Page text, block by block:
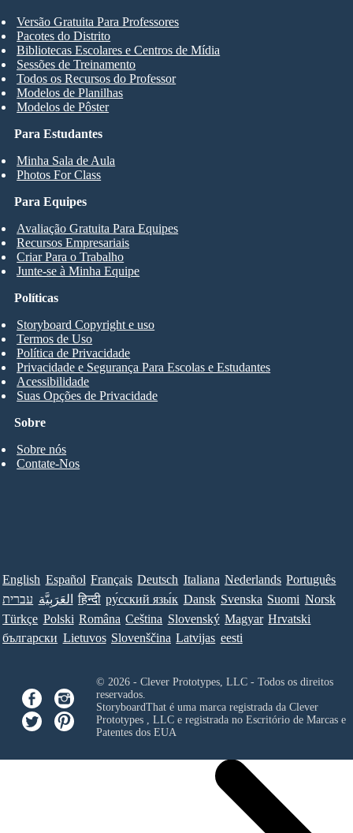
Para Estudantes
Minha Sala de Aula
Photos For Class
Versão Gratuita Para Professores
Pacotes do Distrito
Bibliotecas Escolares e Centros de Mídia
Sessões de Treinamento
Todos os Recursos do Professor
Modelos de Planilhas
Modelos de Pôster
Para Equipes
Avaliação Gratuita Para Equipes
Recursos Empresariais
Criar Para o Trabalho
Junte-se à Minha Equipe
Sobre
Sobre nós
Contate-Nos
Políticas
Storyboard Copyright e uso
Termos de Uso
Política de Privacidade
Privacidade e Segurança Para Escolas e Estudantes
Acessibilidade
Suas Opções de Privacidade
English Español Français Deutsch Italiana Nederlands Português
עברית العَرَبِيَّة हिन्दी ру́сский язы́к Dansk Svenska Suomi Norsk
Türkçe Polski Româna Ceština Slovenský Magyar Hrvatski
български Lietuvos Slovenščina Latvijas eesti
© 2026 - Clever Prototypes, LLC - Todos os direitos
reservados.
StoryboardThat é uma marca registrada da Clever
Prototypes , LLCe registrada no Escritório de Marcas e
Patentes dos EUA